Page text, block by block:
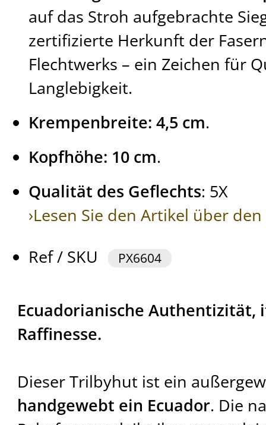
auf das Stroh aufgebrachte
zertifizierte Herkunft der
Flechtwerks – ein Zeichen für
Langlebigkeit.
Krempenbreite: 4,5 cm.
Kopfhöhe: 10 cm.
Qualität des Geflechts: 5X
›Lesen Sie den Artikel über
Ref / SKU
PX6604
Ecuadorianische Authentizität,
Raffinesse.
Dieser Trilbyhut ist ein
handgewebt ein Ecuador. Die